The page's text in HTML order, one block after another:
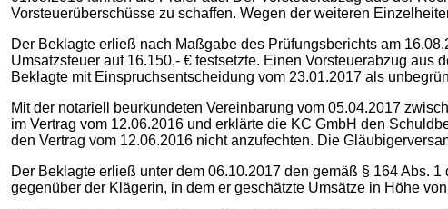
Vorsteuerüberschüsse zu schaffen. Wegen der weiteren
Der Beklagte erließ nach Maßgabe des Prüfungsberichts am
Umsatzsteuer auf 16.150,- € festsetzte. Einen Vorsteuerabzug
Beklagte mit Einspruchsentscheidung vom 23.01.2017 als
Mit der notariell beurkundeten Vereinbarung vom 05.04.2017
im Vertrag vom 12.06.2016 und erklärte die KC GmbH den
den Vertrag vom 12.06.2016 nicht anzufechten. Die
Der Beklagte erließ unter dem 06.10.2017 den gemäß § 164 Abs.
gegenüber der Klägerin, in dem er geschätzte Umsätze in Höhe